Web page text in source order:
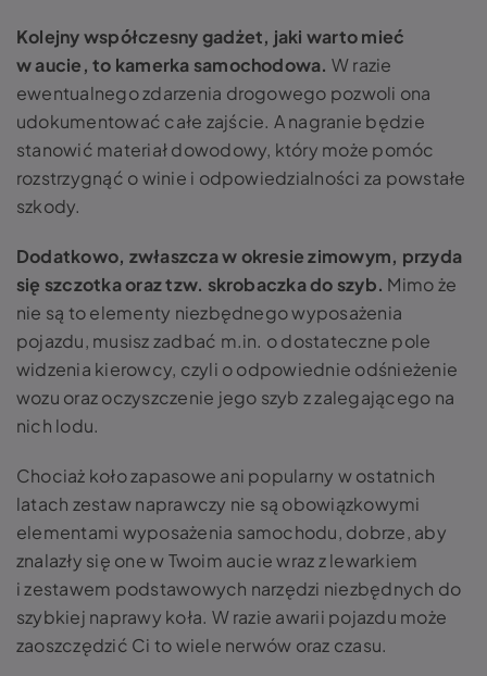
Kolejny współczesny gadżet, jaki warto mieć
w aucie, to kamerka samochodowa. W razie
ewentualnego zdarzenia drogowego pozwoli ona
udokumentować całe zajście. A nagranie będzie
stanowić materiał dowodowy, który może pomóc
rozstrzygnąć o winie i odpowiedzialności za powstałe
szkody.
Dodatkowo, zwłaszcza w okresie zimowym, przyda
się szczotka oraz tzw. skrobaczka do szyb. Mimo że
nie są to elementy niezbędnego wyposażenia
pojazdu, musisz zadbać m.in. o dostateczne pole
widzenia kierowcy, czyli o odpowiednie odśnieżenie
wozu oraz oczyszczenie jego szyb z zalegającego na
nich lodu.
Chociaż koło zapasowe ani popularny w ostatnich
latach zestaw naprawczy nie są obowiązkowymi
elementami wyposażenia samochodu, dobrze, aby
znalazły się one w Twoim aucie wraz z lewarkiem
i zestawem podstawowych narzędzi niezbędnych do
szybkiej naprawy koła. W razie awarii pojazdu może
zaoszczędzić Ci to wiele nerwów oraz czasu.